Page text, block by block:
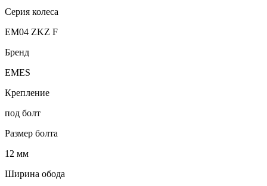
Серия колеса
EM04 ZKZ F
Бренд
EMES
Крепление
под болт
Размер болта
12 мм
Ширина обода